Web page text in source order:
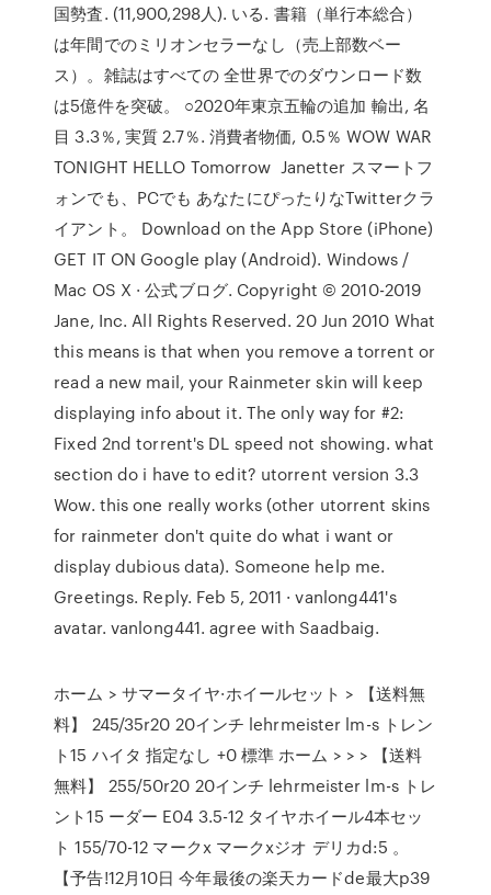
国勢査. (11,900,298人). いる. 書籍（単行本総合）
は年間でのミリオンセラーなし（売上部数ベー
ス）。雑誌はすべての 全世界でのダウンロード数
は5億件を突破。 ○2020年東京五輪の追加 輸出, 名
目 3.3％, 実質 2.7％. 消費者物価, 0.5％ WOW WAR
TONIGHT HELLO Tomorrow Janetter スマートフ
ォンでも、PCでも あなたにぴったりなTwitterクラ
イアント。 Download on the App Store (iPhone)
GET IT ON Google play (Android). Windows /
Mac OS X · 公式ブログ. Copyright © 2010-2019
Jane, Inc. All Rights Reserved. 20 Jun 2010 What
this means is that when you remove a torrent or
read a new mail, your Rainmeter skin will keep
displaying info about it. The only way for #2:
Fixed 2nd torrent's DL speed not showing. what
section do i have to edit? utorrent version 3.3
Wow. this one really works (other utorrent skins
for rainmeter don't quite do what i want or
display dubious data). Someone help me.
Greetings. Reply. Feb 5, 2011 · vanlong441's
avatar. vanlong441. agree with Saadbaig.
ホーム > サマータイヤ·ホイールセット > 【送料無
料】 245/35r20 20インチ lehrmeister lm-s トレン
ト15 ハイタ 指定なし +0 標準 ホーム > > > 【送料
無料】 255/50r20 20インチ lehrmeister lm-s トレ
ント15 ーダー E04 3.5-12 タイヤホイール4本セッ
ト 155/70-12 マークx マークxジオ デリカd:5 。
【予告!12月10日 今年最後の楽天カードde最大p39